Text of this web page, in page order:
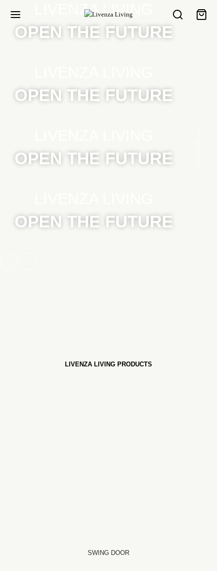
LIVENZA LIVING
OPEN THE FUTURE
OPEN THE FUTURE
OPEN THE FUTURE
OPEN THE FUTURE
LIVENZA LIVING PRODUCTS
SWING DOOR